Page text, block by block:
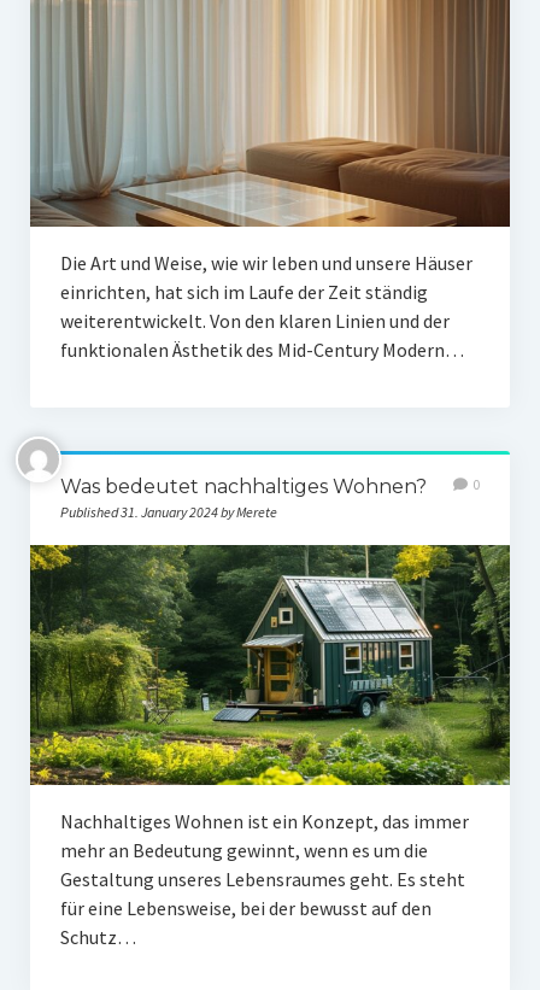
Die Art und Weise, wie wir leben und unsere Häuser
einrichten, hat sich im Laufe der Zeit ständig
weiterentwickelt. Von den klaren Linien und der
funktionalen Ästhetik des Mid-Century Modern…
Was bedeutet nachhaltiges Wohnen?
Published 31. January 2024 by Merete
0
Nachhaltiges Wohnen ist ein Konzept, das immer
mehr an Bedeutung gewinnt, wenn es um die
Gestaltung unseres Lebensraumes geht. Es steht
für eine Lebensweise, bei der bewusst auf den
Schutz…